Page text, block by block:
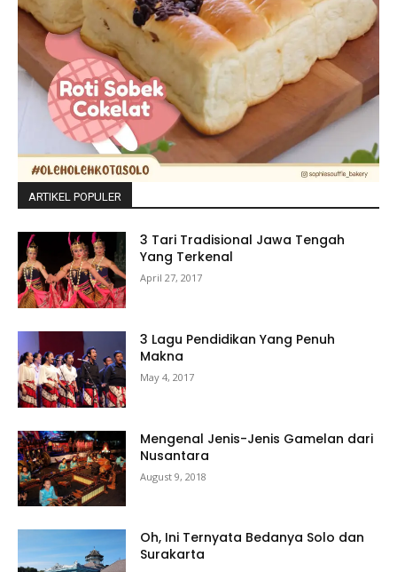
ARTIKEL POPULER
3 Tari Tradisional Jawa Tengah
Yang Terkenal
April 27, 2017
3 Lagu Pendidikan Yang Penuh
Makna
May 4, 2017
Mengenal Jenis-Jenis Gamelan dari
Nusantara
August 9, 2018
Oh, Ini Ternyata Bedanya Solo dan
Surakarta